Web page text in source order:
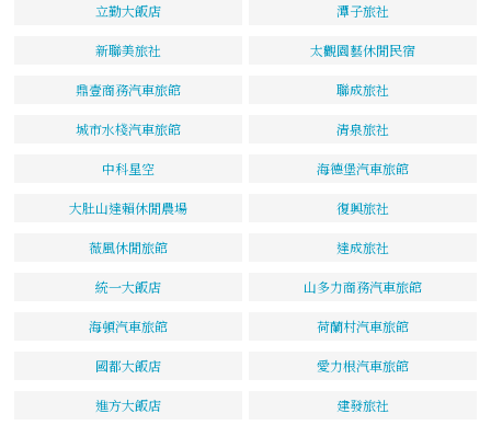
立勤大飯店 潭子旅社
新聯美旅社 太觀園藝休閒民宿
鼎壹商務汽車旅館 聯成旅社
城市水棧汽車旅館 清泉旅社
中科星空 海德堡汽車旅館
大肚山達賴休閒農場 復興旅社
薇風休閒旅館 達成旅社
統一大飯店 山多力商務汽車旅館
海頓汽車旅館 荷蘭村汽車旅館
國都大飯店 愛力根汽車旅館
進方大飯店 建發旅社